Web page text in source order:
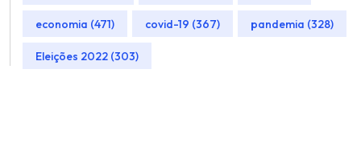
economia (471) covid-19 (367) pandemia (328)
Eleições 2022 (303)